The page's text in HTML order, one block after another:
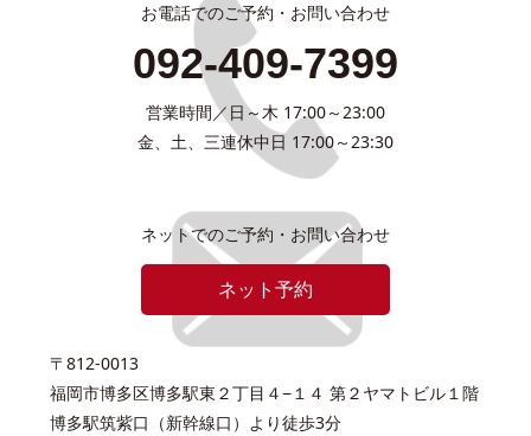
お電話でのご予約・お問い合わせ
092-409-7399
営業時間／日～木 17:00～23:00
金、土、三連休中日 17:00～23:30
ネットでのご予約・お問い合わせ
ネット予約
〒812-0013
福岡市博多区博多駅東２丁目４−１４ 第２ヤマトビル１階
博多駅筑紫口（新幹線口）より徒歩3分